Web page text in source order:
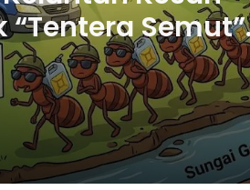
“Tentera Semut”
Bahan Api
di